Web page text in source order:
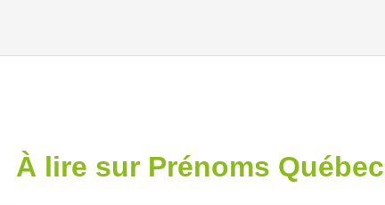
À lire sur Prénoms Québec